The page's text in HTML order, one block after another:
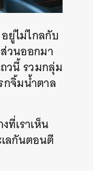
ยู่ไม่ไกลกับ
วนออกมา
วนี้ รวมกลุ่ม
กจิ้มน้ำตาล
ที่เราเห็น
ลกันตอนตี